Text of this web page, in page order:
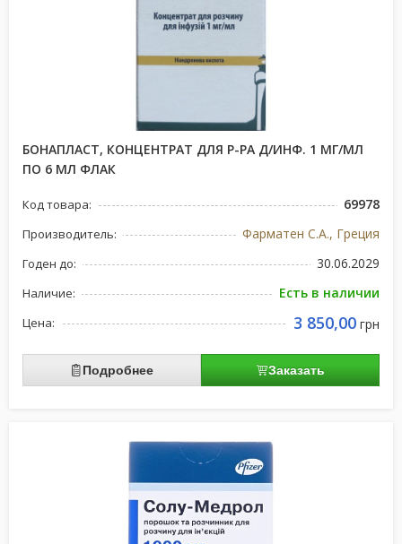
БОНАПЛАСТ, КОНЦЕНТРАТ ДЛЯ Р-РА Д/ИНФ. 1 МГ/МЛ
ПО 6 МЛ ФЛАК
Код товара: 69978
Производитель: Фарматен С.А., Греция
Годен до: 30.06.2029
Наличие: Есть в наличии
Цена: 3 850,00 грн
Подробнее Заказать